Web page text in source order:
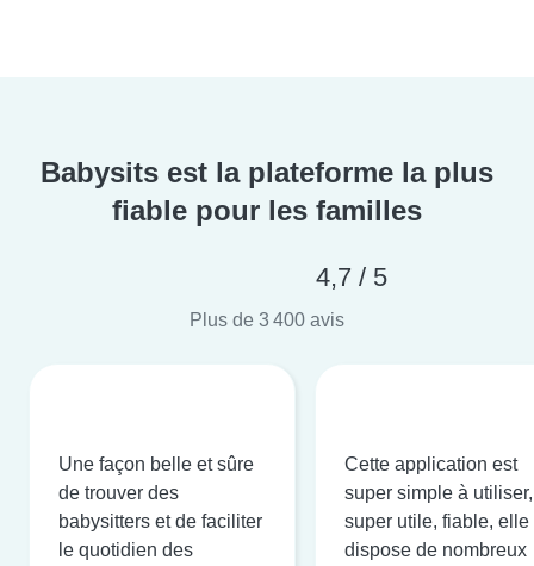
Babysits est la plateforme la plus
fiable pour les familles
4,7 / 5
Plus de 3 400 avis
Une façon belle et sûre
de trouver des
babysitters et de faciliter
le quotidien des
Cette application est
super simple à utiliser,
super utile, fiable, elle
dispose de nombreux